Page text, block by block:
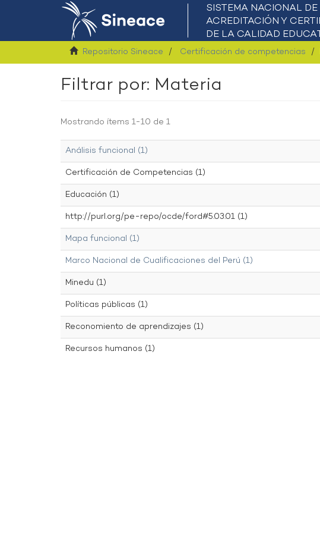
Repositorio Sineace Certificación de competencias
Filtrar por: Materia
Mostrando ítems 1-10 de 1
Análisis funcional (1)
Certificación de Competencias (1)
Educación (1)
http://purl.org/pe-repo/ocde/ford#5.03.01 (1)
Mapa funcional (1)
Marco Nacional de Cualificaciones del Perú (1)
Minedu (1)
Políticas públicas (1)
Reconomiento de aprendizajes (1)
Recursos humanos (1)